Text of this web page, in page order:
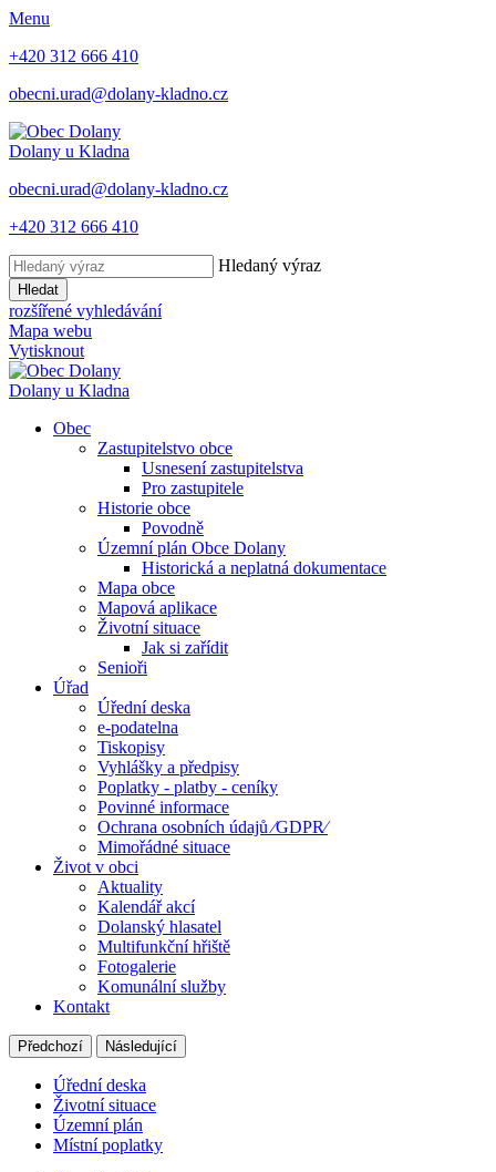
Menu
+420 312 666 410
obecni.urad@dolany-kladno.cz
Dolany u Kladna
obecni.urad@dolany-kladno.cz
+420 312 666 410
Hledaný výraz
Hledat
rozšířené vyhledávání
Mapa webu
Vytisknout
Dolany u Kladna
Obec
Zastupitelstvo obce
Usnesení zastupitelstva
Pro zastupitele
Historie obce
Povodně
Územní plán Obce Dolany
Historická a neplatná dokumentace
Mapa obce
Mapová aplikace
Životní situace
Jak si zařídit
Senioři
Úřad
Úřední deska
e-podatelna
Tiskopisy
Vyhlášky a předpisy
Poplatky - platby - ceníky
Povinné informace
Ochrana osobních údajů ⁄GDPR⁄
Mimořádné situace
Život v obci
Aktuality
Kalendář akcí
Dolanský hlasatel
Multifunkční hřiště
Fotogalerie
Komunální služby
Kontakt
Předchozí Následující
Úřední deska
Životní situace
Územní plán
Místní poplatky